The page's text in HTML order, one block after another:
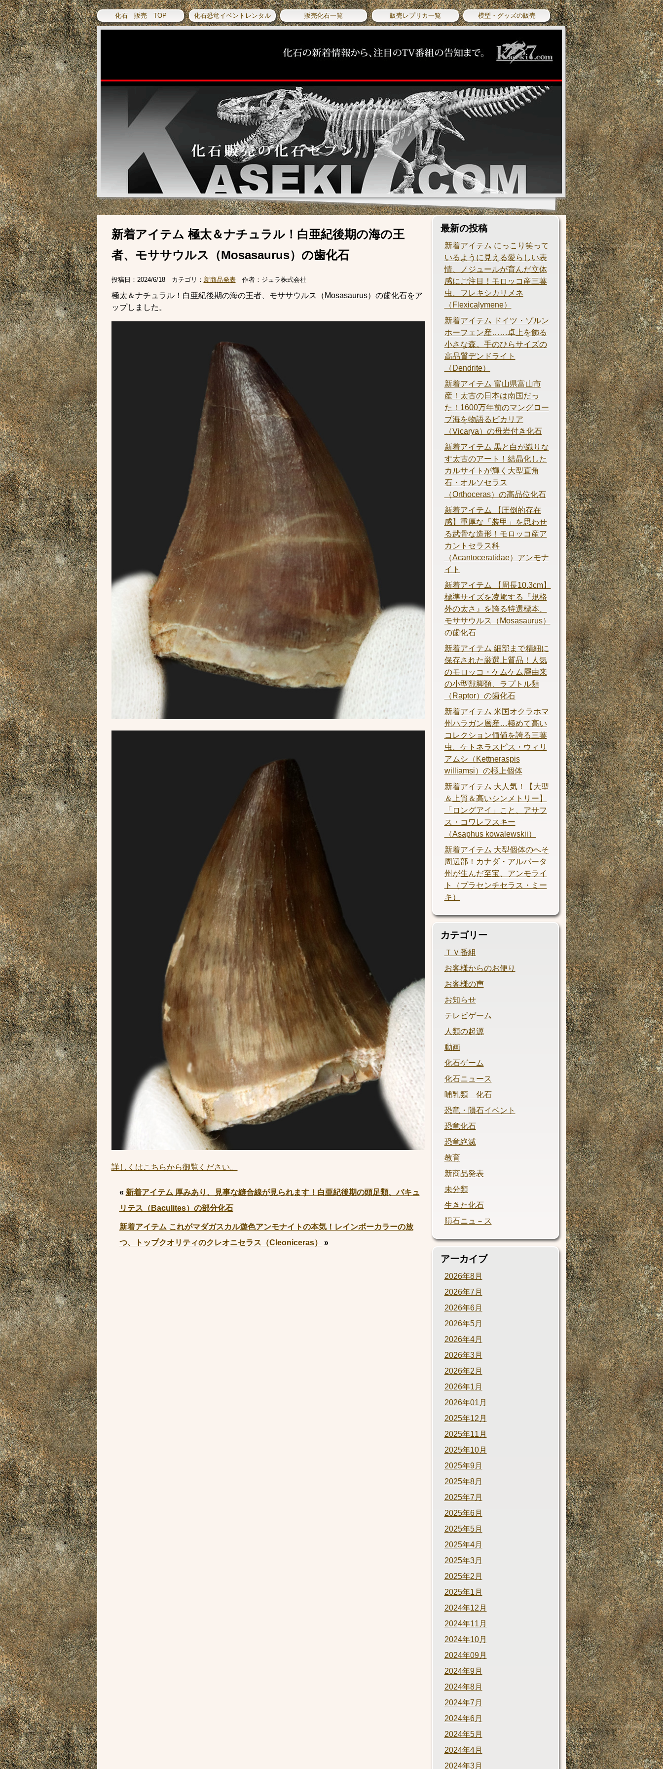
化石 販売 TOP 化石恐竜イベントレンタル 販売化石一覧 販売レプリカ一覧 模型・グッズの販売
新着アイテム 極太＆ナチュラル！白亜紀後期の海の王
者、モササウルス（Mosasaurus）の歯化石
投稿日： 2024/6/18カテゴリ： 新商品発表作者： ジュラ株式会社
極太＆ナチュラル！白亜紀後期の海の王者、モササウルス（Mosasaurus）の歯化石をア
ップしました。
詳しくはこちらから御覧ください。
« 新着アイテム 厚みあり、見事な縫合線が見られます！白亜紀後期の頭足類、バキュ
リテス（Baculites）の部分化石
新着アイテム これがマダガスカル遊色アンモナイトの本気！レインボーカラーの放
つ、トップクオリティのクレオニセラス（Cleoniceras）
»
最新の投稿
新着アイテム にっこり笑って
いるように見える愛らしい表
情、ノジュールが育んだ立体
感にご注目！モロッコ産三葉
虫、フレキシカリメネ
（Flexicalymene）
新着アイテム ドイツ・ゾルン
ホーフェン産……卓上を飾る
小さな森。手のひらサイズの
高品質デンドライト
（Dendrite）
新着アイテム 富山県富山市
産！太古の日本は南国だっ
た！1600万年前のマングロー
ブ海を物語るビカリア
（Vicarya）の母岩付き化石
新着アイテム 黒と白が織りな
す太古のアート！結晶化した
カルサイトが輝く大型直角
石・オルソセラス
（Orthoceras）の高品位化石
新着アイテム 【圧倒的存在
感】重厚な「装甲」を思わせ
る武骨な造形！モロッコ産ア
カントセラス科
（Acantoceratidae）アンモナ
イト
新着アイテム 【周長10.3cm】
標準サイズを凌駕する『規格
外の太さ』を誇る特選標本、
モササウルス（Mosasaurus）
の歯化石
新着アイテム 細部まで精細に
保存された厳選上質品！人気
のモロッコ・ケムケム層由来
の小型獣脚類、ラプトル類
（Raptor）の歯化石
新着アイテム 米国オクラホマ
州ハラガン層産…極めて高い
コレクション価値を誇る三葉
虫、ケトネラスピス・ウィリ
アムシ（Kettneraspis
williamsi）の極上個体
新着アイテム 大人気！【大型
＆上質＆高いシンメトリー】
「ロングアイ」こと、アサフ
ス・コワレフスキー
（Asaphus kowalewskii）
新着アイテム 大型個体のへそ
周辺部！カナダ・アルバータ
州が生んだ至宝、アンモライ
ト（プラセンチセラス・ミー
キ）
カテゴリー
ＴＶ番組
お客様からのお便り
お客様の声
お知らせ
テレビゲーム
人類の起源
動画
化石ゲーム
化石ニュース
哺乳類 化石
恐竜・隕石イベント
恐竜化石
恐竜絶滅
教育
新商品発表
未分類
生きた化石
隕石ニュ－ス
アーカイブ
2026年8月
2026年7月
2026年6月
2026年5月
2026年4月
2026年3月
2026年2月
2026年1月
2026年01月
2025年12月
2025年11月
2025年10月
2025年9月
2025年8月
2025年7月
2025年6月
2025年5月
2025年4月
2025年3月
2025年2月
2025年1月
2024年12月
2024年11月
2024年10月
2024年09月
2024年9月
2024年8月
2024年7月
2024年6月
2024年5月
2024年4月
2024年3月